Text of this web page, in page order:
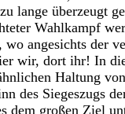
lange überzeugt
Wahlkampf
angesichts der
wir, dort ihr! In
Haltung
des Siegeszugs
dem großen Ziel